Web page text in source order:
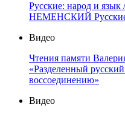
Русские: народ и
НЕМЕНСКИЙ Русские
Видео
Чтения памяти
«Разделенный
воссоединению»
Видео